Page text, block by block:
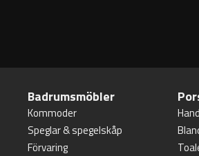
Badrumsmöbler
Kommoder
Speglar & spegelskåp
Förvaring